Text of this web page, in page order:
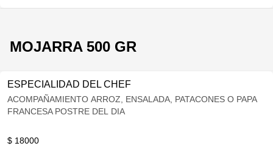
MOJARRA 500 GR
ESPECIALIDAD DEL CHEF
ACOMPAÑAMIENTO ARROZ, ENSALADA, PATACONES O PAPA
FRANCESA POSTRE DEL DIA
$ 18000